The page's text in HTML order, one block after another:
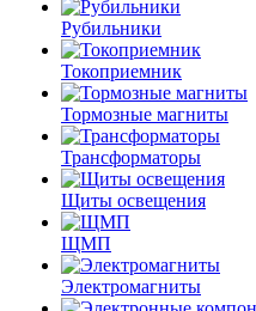
Рубильники
Токоприемник
Тормозные магниты
Трансформаторы
Щиты освещения
ЩМП
Электромагниты